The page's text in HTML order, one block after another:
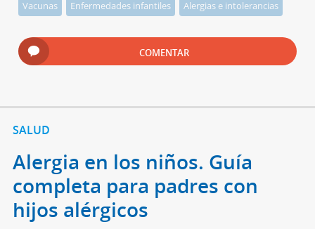
Vacunas Enfermedades infantiles Alergias e intolerancias
COMENTAR
SALUD
Alergia en los niños. Guía
completa para padres con
hijos alérgicos